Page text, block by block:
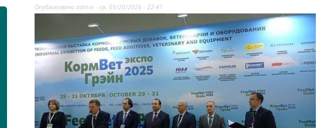
Опубликовано admin - ср, 05/20/2026 - 22:41